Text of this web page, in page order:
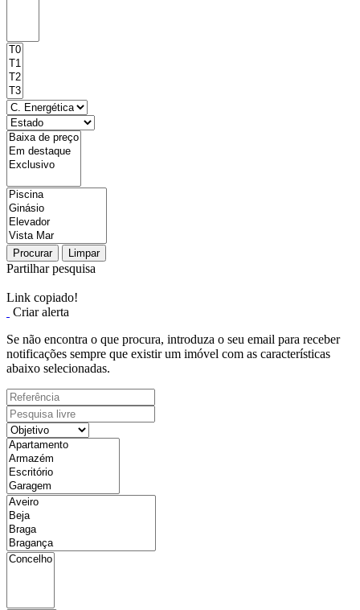
Procurar Limpar
Partilhar pesquisa
Link copiado!
Criar alerta
Se não encontra o que procura, introduza o seu email para receber
notificações sempre que existir um imóvel com as características
abaixo selecionadas.